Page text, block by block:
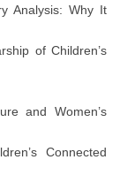
Analysis: Why It
of Children’s
and Women’s
Connected